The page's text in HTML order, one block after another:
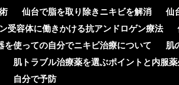
仙台で脂を取り除きニキビを解消
仙
受容体に働きかける抗アンドロゲン療法
を使っての自分でニキビ治療について
肌
肌トラブル治療薬を選ぶポイントと内服
自分で予防